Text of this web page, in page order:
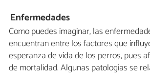
Enfermedades
Como puedes imaginar, las
encuentran entre los factores que
esperanza de vida de los perros, pues
de mortalidad. Algunas patologías se